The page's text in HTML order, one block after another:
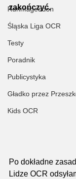
Runmageddon
Śląska Liga OCR
Testy
Poradnik
Publicystyka
Gładko przez
Kids OCR
zakończyć.
Po dokładne
Lidze OCR